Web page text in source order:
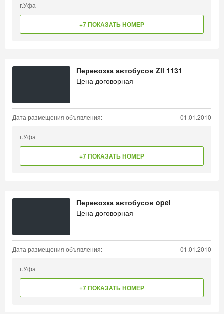
г.Уфа
+7 ПОКАЗАТЬ НОМЕР
Перевозка автобусов Zil 1131
Цена договорная
Дата размещения объявления: 01.01.2010
г.Уфа
+7 ПОКАЗАТЬ НОМЕР
Перевозка автобусов opel
Цена договорная
Дата размещения объявления: 01.01.2010
г.Уфа
+7 ПОКАЗАТЬ НОМЕР